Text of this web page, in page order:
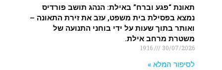
תאונת “פגע וברח” באילת: הנהג תושב פורדיס
נמצא בפסילת בית משפט, עזב את זירת התאונה –
ואותר בתוך שעות על ידי בוחני התנועה של
משטרת מרחב אילת.
30/07/2026
לסיפור המלא »